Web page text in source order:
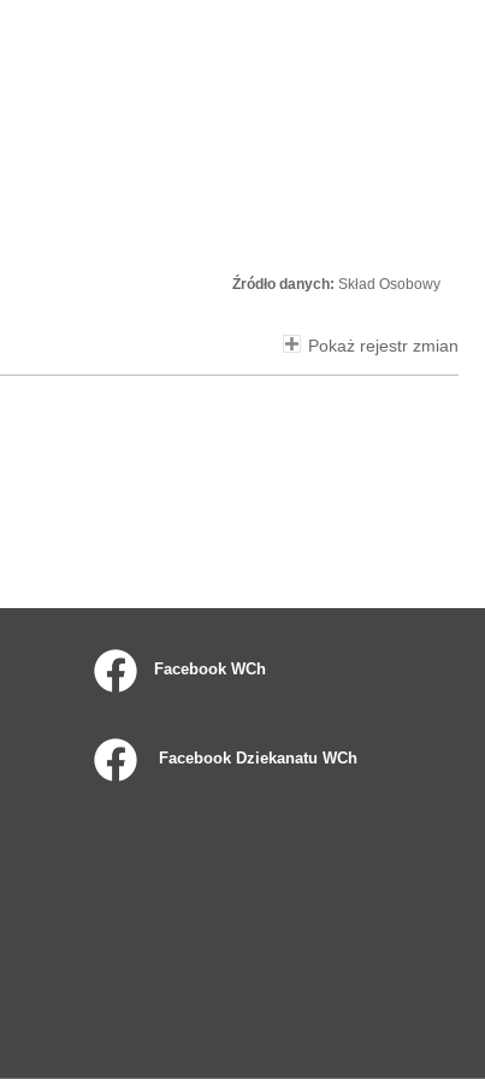
Źródło danych: Skład Osobowy
Pokaż rejestr zmian
Facebook WCh
Facebook Dziekanatu WCh